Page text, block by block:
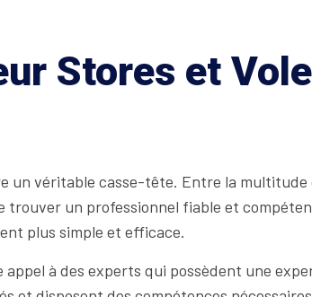
Stores et
un véritable casse-tête. Entre la
un professionnel fiable et
plus simple et efficace.
à des experts qui possèdent une